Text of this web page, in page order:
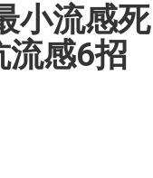
小流感死
流感6招